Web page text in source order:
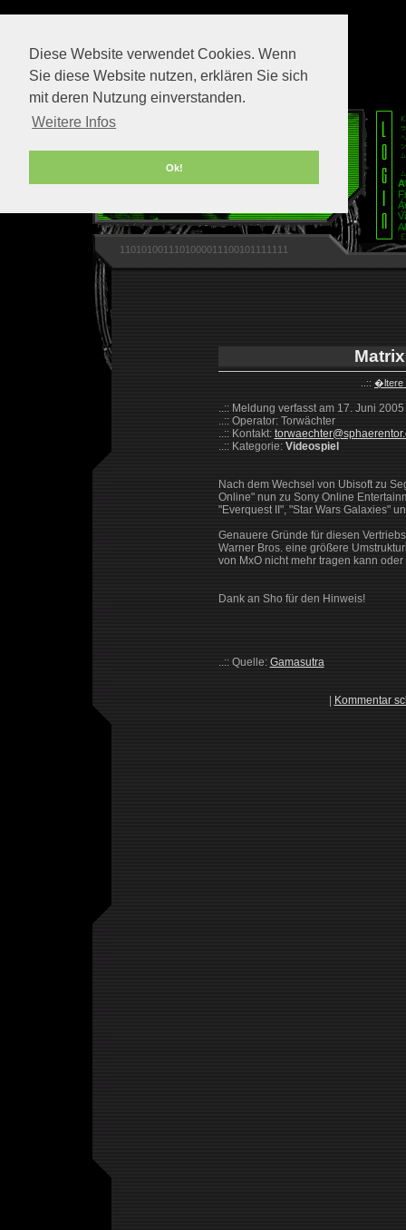
Diese Website verwendet Cookies. Wenn
Sie diese Website nutzen, erklären Sie sich
mit deren Nutzung einverstanden.
Weitere Infos
Ok!
1101010011101000011100101111111
..:: �ltere
..:: Meldung verfasst am 17. Juni 2005
..:: Operator: Torwächter
..:: Kontakt:
..:: Kategorie: Videospiel
Nach dem Wechsel von Ubisoft zu
Online" nun zu Sony Online
"Everquest II", "Star Wars Galaxies"
Genauere Gründe für diesen
Warner Bros. eine größere
von MxO nicht mehr tragen kann oder
Dank an Sho für den Hinweis!
..:: Quelle: Gamasutra
Kommentar